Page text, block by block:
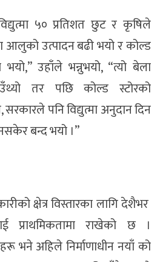
५० प्रतिशत छुट र कृषिले
आलुको उत्पादन बढी भयो र कोल्ड
उहाँले भन्नुभयो, “त्यो बेला
तर पछि कोल्ड स्टोरको
पनि विद्युत्मा अनुदान दिन
बन्द भयो ।”
क्षेत्र विस्तारका लागि देशैभर
प्राथमिकतामा राखेको छ ।
भने अहिले निर्माणाधीन नयाँ को